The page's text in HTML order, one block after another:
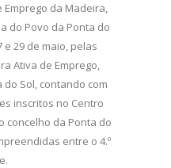
Emprego da Madeira,
do Povo da Ponta do
e 29 de maio, pelas
Ativa de Emprego,
do Sol, contando com
inscritos no Centro
concelho da Ponta do
entre o 4.º